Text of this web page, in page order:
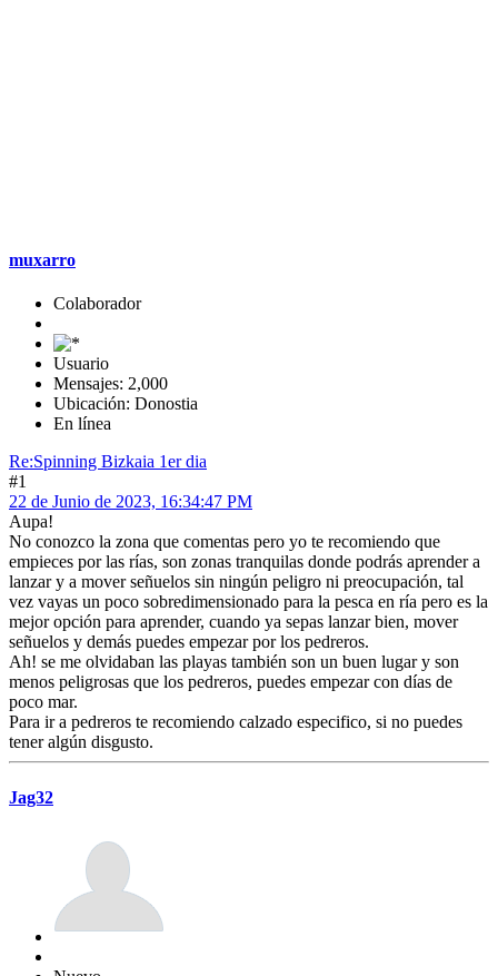
muxarro
Colaborador
Usuario
Mensajes: 2,000
Ubicación: Donostia
En línea
Re:Spinning Bizkaia 1er dia
#1
22 de Junio de 2023, 16:34:47 PM
Aupa!
No conozco la zona que comentas pero yo te recomiendo que
empieces por las rías, son zonas tranquilas donde podrás aprender a
lanzar y a mover señuelos sin ningún peligro ni preocupación, tal
vez vayas un poco sobredimensionado para la pesca en ría pero es la
mejor opción para aprender, cuando ya sepas lanzar bien, mover
señuelos y demás puedes empezar por los pedreros.
Ah! se me olvidaban las playas también son un buen lugar y son
menos peligrosas que los pedreros, puedes empezar con días de
poco mar.
Para ir a pedreros te recomiendo calzado especifico, si no puedes
tener algún disgusto.
Jag32